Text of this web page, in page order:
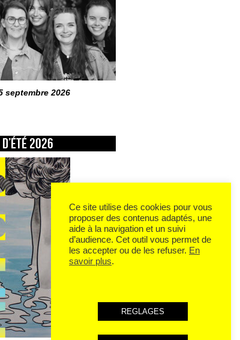
septembre 2026
2026
Ce site utilise des cookies pour vous
proposer des contenus adaptés, une
aide à la navigation et un suivi
d’audience. Cet outil vous permet de
les accepter ou de les refuser. En
savoir plus.
REGLAGES